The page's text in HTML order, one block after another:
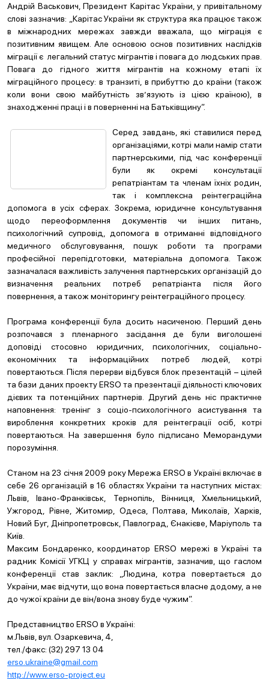
Андрій Васькович, Президент Карітас України, у привітальному
слові зазначив: „Карітас України як структура яка працює також
в міжнародних мережах завжди вважала, що міграція є
позитивним явищем. Але основою основ позитивних наслідків
міграції є легальний статус мігрантів і повага до людських прав.
Повага до гідного життя мігрантів на кожному етапі їх
міграційного процесу: в транзиті, в прибуттю до країни (також
коли вони свою майбутність зв’язують із цією країною), в
знаходженні праці і в поверненні на Батьківщину”.
Серед завдань, які ставилися перед
організаціями, котрі мали намір стати
партнерськими, під час конференції
були як окремі консультації
репатріантам та членам їхніх родин,
так і комплексна реінтеграційна
допомога в усіх сферах. Зокрема, юридичне консультування
щодо переоформлення документів чи інших питань,
психологічний супровід, допомога в отриманні відповідного
медичного обслуговування, пошук роботи та програми
професійної перепідготовки, матеріальна допомога. Також
зазначалася важливість залучення партнерських організацій до
визначення реальних потреб репатріанта після його
повернення, а також моніторингу реінтеграційного процесу.
Програма конференції була досить насиченою. Перший день
розпочався з пленарного засідання де були виголошені
доповіді стосовно юридичних, психологічних, соціально-
економічних та інформаційних потреб людей, котрі
повертаються. Після перерви відбувся блок презентацій – цілей
та бази даних проекту ERSO та презентації діяльності ключових
дієвих та потенційних партнерів. Другий день ніс практичне
наповнення: тренінг з соціо-психологічного асистування та
вироблення конкретних кроків для реінтеграції осіб, котрі
повертаються. На завершення було підписано Меморандуми
порозуміння.
Станом на 23 січня 2009 року Мережа ERSO в Україні включає в
себе 26 організацій в 16 областях України та наступних містах:
Львів, Івано-Франківськ, Тернопіль, Вінниця, Хмельницький,
Ужгород, Рівне, Житомир, Одеса, Полтава, Миколаїв, Харків,
Новий Буг, Дніпропетровськ, Павлоград, Єнакієве, Маріуполь та
Київ.
Максим Бондаренко, координатор ERSO мережі в Україні та
радник Комісії УГКЦ у справах мігрантів, зазначив, що гаслом
конференції став заклик: „Людина, котра повертається до
України, має відчути, що вона повертається власне додому, а не
до чужої країни де він/вона знову буде чужим”.
Представництво ERSO в Україні:
м.Львів, вул. Озаркевича, 4,
тел./факс: (32) 297 13 04
erso.ukraine@gmail.com
http://www.erso-project.eu